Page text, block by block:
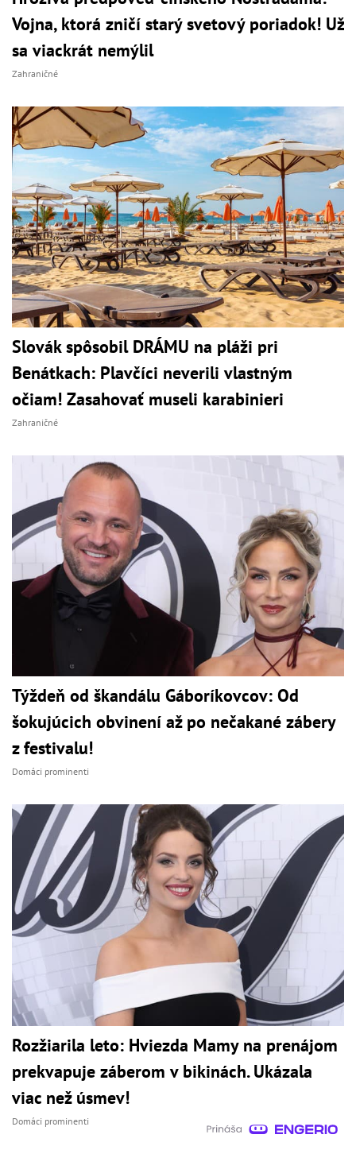
Vojna, ktorá zničí starý svetový poriadok! Už
sa viackrát nemýlil
Zahraničné
Slovák spôsobil DRÁMU na pláži pri
Benátkach: Plavčíci neverili vlastným
očiam! Zasahovať museli karabinieri
Zahraničné
Týždeň od škandálu Gáboríkovcov: Od
šokujúcich obvinení až po nečakané zábery
z festivalu!
Domáci prominenti
Rozžiarila leto: Hviezda Mamy na prenájom
prekvapuje záberom v bikinách. Ukázala
viac než úsmev!
Domáci prominenti